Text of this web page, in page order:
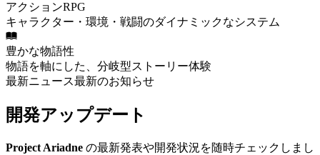
アクションRPG
キャラクター・環境・戦闘のダイナミックなシステム
豊かな物語性
物語を軸にした、分岐型ストーリー体験
最新ニュース最新のお知らせ
開発アップデート
Project Ariadne の最新発表や開発状況を随時チェックしまし